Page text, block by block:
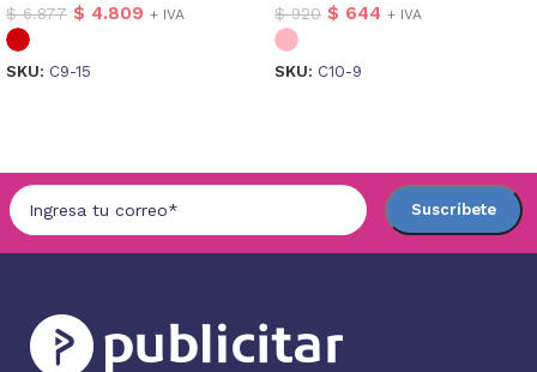
$6.877 $ 4.809 + IVA
SKU: C9-15
$920 $ 644 + IVA
SKU: C10-9